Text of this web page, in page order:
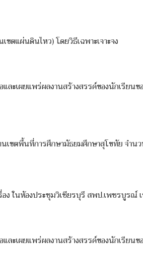
ขตแผ่นดินไหว) โดยวิธีเฉพาะเจาะจง
ะเผยแพร่ผลงานสร้างสรรค์ของนักเรียน
เขตพื้นที่การศึกษามัธยมศึกษาสุโขทัย จำนว
ง ในห้องประชุมวิเชียรบุรี สพป.เพชรบูรณ์ เ
ะเผยแพร่ผลงานสร้างสรรค์ของนักเรียน